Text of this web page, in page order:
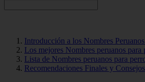
Introducción a los Nombres
Los mejores Nombres peruanos para
Lista de Nombres peruanos para
Recomendaciones Finales y Consejos